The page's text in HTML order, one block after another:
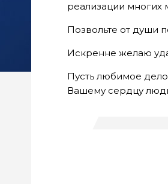
реализации многих
Позвольте от души
Искренне желаю
Пусть любимое
Вашему сердцу